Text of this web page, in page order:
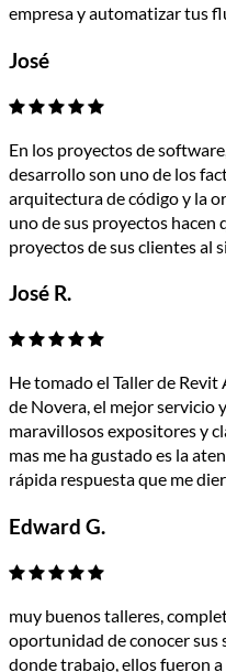
empresa y automatizar tus
José
En los proyectos de
desarrollo son uno de los
arquitectura de código y la
uno de sus proyectos hacen
proyectos de sus clientes al
José R.
He tomado el Taller de
de Novera, el mejor servicio
maravillosos expositores y
mas me ha gustado es la
rápida respuesta que me
Edward G.
muy buenos talleres,
oportunidad de conocer sus
donde trabajo, ellos fueron